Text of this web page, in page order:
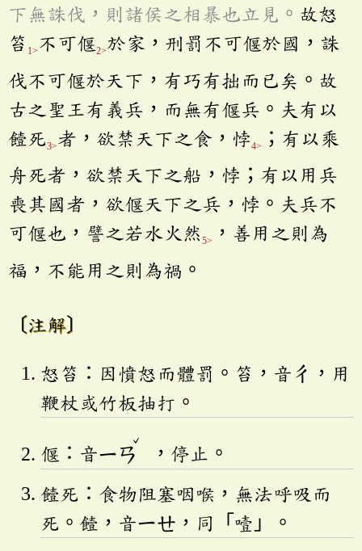
下無誅伐，則諸侯之相暴也立見。 故怒
笞 1> 不可偃2>於家，刑罰不可偃於國，誅
伐不可偃於天下，有巧有拙而已矣。故
古之聖王有義兵，而無有偃兵。夫有以
饐死3>者，欲禁天下之食，悖4>
；有以乘
舟死者，欲禁天下之船，悖；有以用兵
喪其國者，欲偃天下之兵，悖。夫兵不
可偃也，譬之若水火然 5>
，善用之則為
福，不能用之則為禍。
〔注解〕
怒笞：因憤怒而體罰。笞，音 ㄔ ，用
鞭杖或竹板抽打。
偃：音ㄧㄢ
ˇ
，停止。
饐死：食物阻塞咽喉，無法呼吸而
死。饐，音ㄧㄝ ，同「噎」。